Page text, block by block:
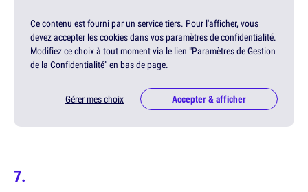
Ce contenu est fourni par un service tiers. Pour l'afficher, vous
devez accepter les cookies dans vos paramètres de confidentialité.
Modifiez ce choix à tout moment via le lien "Paramètres de Gestion
de la Confidentialité" en bas de page.
Gérer mes choix Accepter & afficher